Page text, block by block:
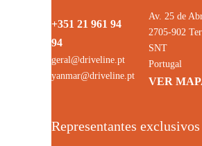
+351 21 961 94
94
geral@driveline.pt
yanmar@driveline.pt
Av. 25 de
2705-902
SNT
Portugal
VER
Representantes exclusivos